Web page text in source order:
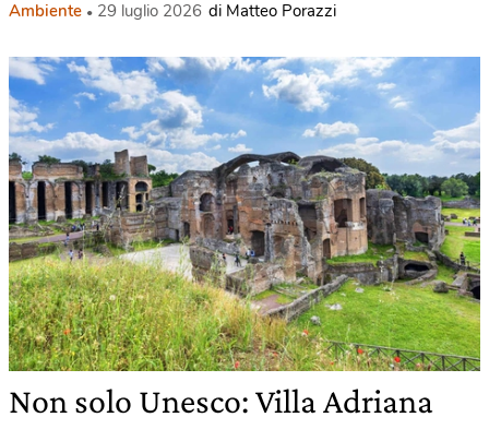
Ambiente 29 luglio 2026 di Matteo Porazzi
Non solo Unesco: Villa Adriana